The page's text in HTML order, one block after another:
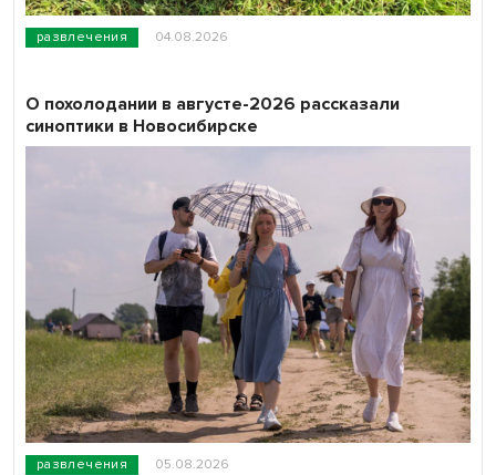
развлечения 04.08.2026
развлечения 05.08.2026
О похолодании в августе-2026 рассказали
синоптики в Новосибирске